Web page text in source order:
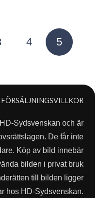
4 5
FÖRSÄLJNINGSVILLKOR
Sydsvenskan och är
De får inte
Köp av bild innebär
bilden i privat bruk
till bilden ligger
hos HD-Sydsvenskan.